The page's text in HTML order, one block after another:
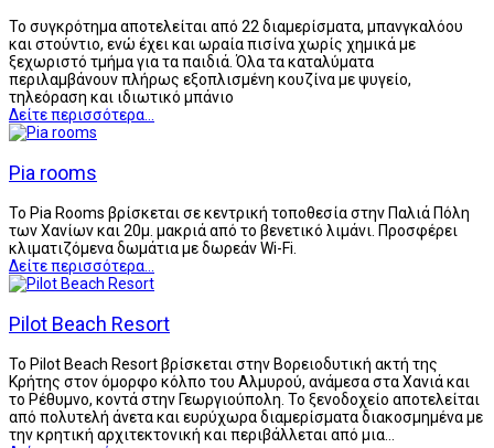
Το συγκρότημα αποτελείται από 22 διαμερίσματα, μπανγκαλόου
και στούντιο, ενώ έχει και ωραία πισίνα χωρίς χημικά με
ξεχωριστό τμήμα για τα παιδιά. Όλα τα καταλύματα
περιλαμβάνουν πλήρως εξοπλισμένη κουζίνα με ψυγείο,
τηλεόραση και ιδιωτικό μπάνιο
Δείτε περισσότερα...
Pia rooms
Το Pia Rooms βρίσκεται σε κεντρική τοποθεσία στην Παλιά Πόλη
των Χανίων και 20μ. μακριά από το βενετικό λιμάνι. Προσφέρει
κλιματιζόμενα δωμάτια με δωρεάν Wi-Fi.
Δείτε περισσότερα...
Pilot Beach Resort
To Pilot Beach Resort βρίσκεται στην Βορειοδυτική ακτή της
Κρήτης στον όμορφο κόλπο του Αλμυρού, ανάμεσα στα Χανιά και
το Ρέθυμνο, κοντά στην Γεωργιούπολη. Το ξενοδοχείο αποτελείται
από πολυτελή άνετα και ευρύχωρα διαμερίσματα διακοσμημένα με
την κρητική αρχιτεκτονική και περιβάλλεται από μια…